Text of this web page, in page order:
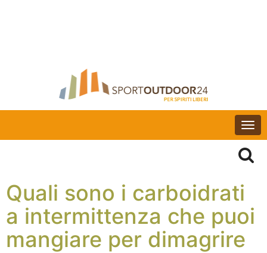
Quali sono i carboidrati
a intermittenza che puoi
mangiare per dimagrire